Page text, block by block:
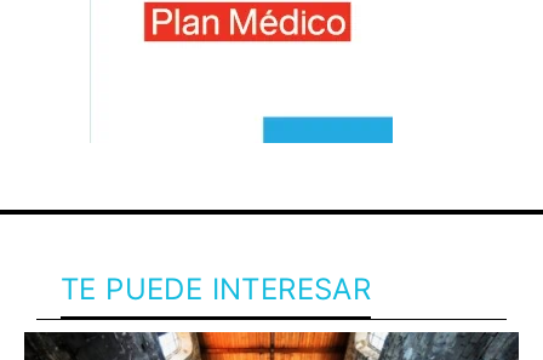
TE PUEDE INTERESAR